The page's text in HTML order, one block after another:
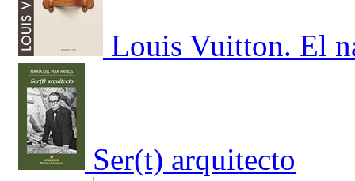
Louis Vuitton. El
Ser(t) arquitecto